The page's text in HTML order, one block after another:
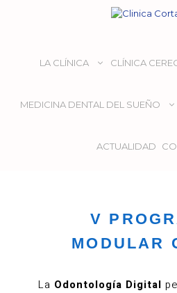
LA CLÍNICA CLÍNICA
MEDICINA DENTAL DEL SUEÑO
ACTUALIDAD
V
MODULAR
La Odontología Digital